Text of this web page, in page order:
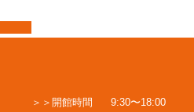
開館時間 9:30〜18:00